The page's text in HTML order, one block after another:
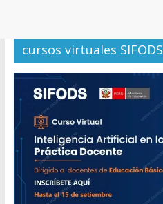
cursos virtuales SIFODS